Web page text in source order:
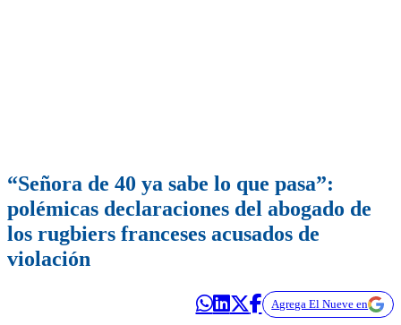
“Señora de 40 ya sabe lo que pasa”:
polémicas declaraciones del abogado de
los rugbiers franceses acusados de
violación
Agrega El Nueve en